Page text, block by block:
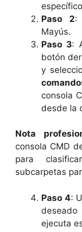
Paso 2:
Mayús.
Paso 3:
botón
y
consola
desde la
Nota
consola CMD
para
subcarpetas
Paso 4:
ejecuta